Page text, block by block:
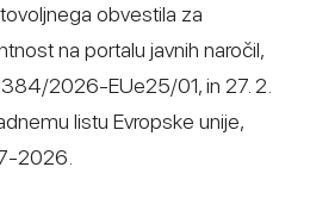
obvestila za
na portalu javnih naročil,
2026-EUe25/01, in 27. 2.
listu Evropske unije,
2026.